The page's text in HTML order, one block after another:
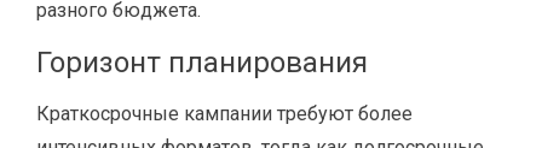
разного бюджета.
Горизонт планирования
Краткосрочные кампании требуют более